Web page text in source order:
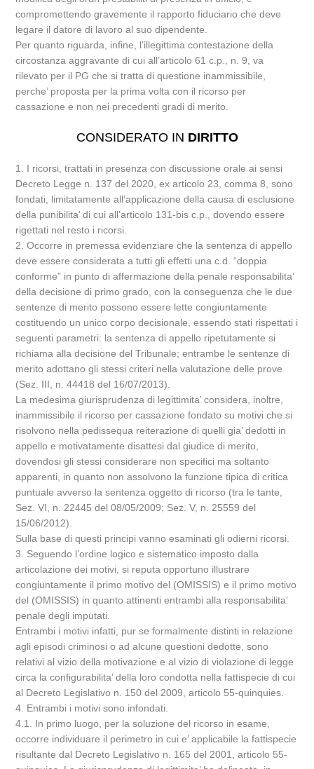
compromettendo gravemente il rapporto fiduciario che deve
legare il datore di lavoro al suo dipendente.
Per quanto riguarda, infine, l’illegittima contestazione della
circostanza aggravante di cui all’articolo 61 c.p., n. 9, va
rilevato per il PG che si tratta di questione inammissibile,
perche’ proposta per la prima volta con il ricorso per
cassazione e non nei precedenti gradi di merito.
CONSIDERATO IN DIRITTO
1. I ricorsi, trattati in presenza con discussione orale ai sensi
Decreto Legge n. 137 del 2020, ex articolo 23, comma 8, sono
fondati, limitatamente all’applicazione della causa di esclusione
della punibilita’ di cui all’articolo 131-bis c.p., dovendo essere
rigettati nel resto i ricorsi.
2. Occorre in premessa evidenziare che la sentenza di appello
deve essere considerata a tutti gli effetti una c.d. “doppia
conforme” in punto di affermazione della penale responsabilita’
della decisione di primo grado, con la conseguenza che le due
sentenze di merito possono essere lette congiuntamente
costituendo un unico corpo decisionale, essendo stati rispettati i
seguenti parametri: la sentenza di appello ripetutamente si
richiama alla decisione del Tribunale; entrambe le sentenze di
merito adottano gli stessi criteri nella valutazione delle prove
(Sez. III, n. 44418 del 16/07/2013).
La medesima giurisprudenza di legittimita’ considera, inoltre,
inammissibile il ricorso per cassazione fondato su motivi che si
risolvono nella pedissequa reiterazione di quelli gia’ dedotti in
appello e motivatamente disattesi dal giudice di merito,
dovendosi gli stessi considerare non specifici ma soltanto
apparenti, in quanto non assolvono la funzione tipica di critica
puntuale avverso la sentenza oggetto di ricorso (tra le tante,
Sez. VI, n. 22445 del 08/05/2009; Sez. V, n. 25559 del
15/06/2012).
Sulla base di questi principi vanno esaminati gli odierni ricorsi.
3. Seguendo l’ordine logico e sistematico imposto dalla
articolazione dei motivi, si reputa opportuno illustrare
congiuntamente il primo motivo del (OMISSIS) e il primo motivo
del (OMISSIS) in quanto attinenti entrambi alla responsabilita’
penale degli imputati.
Entrambi i motivi infatti, pur se formalmente distinti in relazione
agli episodi criminosi o ad alcune questioni dedotte, sono
relativi al vizio della motivazione e al vizio di violazione di legge
circa la configurabilita’ della loro condotta nella fattispecie di cui
al Decreto Legislativo n. 150 del 2009, articolo 55-quinquies.
4. Entrambi i motivi sono infondati.
4.1. In primo luogo, per la soluzione del ricorso in esame,
occorre individuare il perimetro in cui e’ applicabile la fattispecie
risultante dal Decreto Legislativo n. 165 del 2001, articolo 55-